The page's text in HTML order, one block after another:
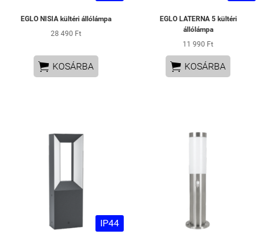
EGLO NISIA kültéri állólámpa
28 490 Ft
 KOSÁRBA
EGLO LATERNA 5 kültéri
állólámpa
11 990 Ft
 KOSÁRBA
IP44